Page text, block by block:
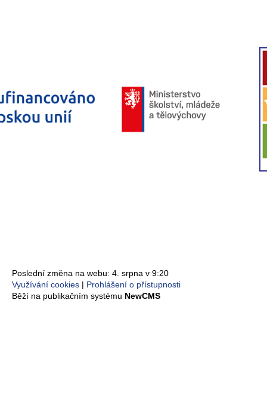
Poslední změna na webu: 4. srpna v 9:20
Využívání cookies
Prohlášení o přístupnosti
Běží na publikačním systému NewCMS